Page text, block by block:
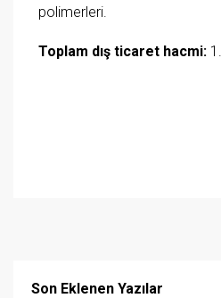
polimerleri.
Toplam dış ticaret hacmi:
Son Eklenen Yazılar